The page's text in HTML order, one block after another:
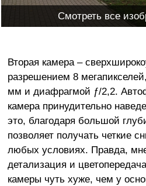
Смотреть все
Вторая камера –
разрешением 8
мм и диафрагмой ƒ/2,2.
камера принудительно
это, благодаря большой
позволяет получать четкие
любых условиях. Правда,
детализация и
камеры чуть хуже, чем у